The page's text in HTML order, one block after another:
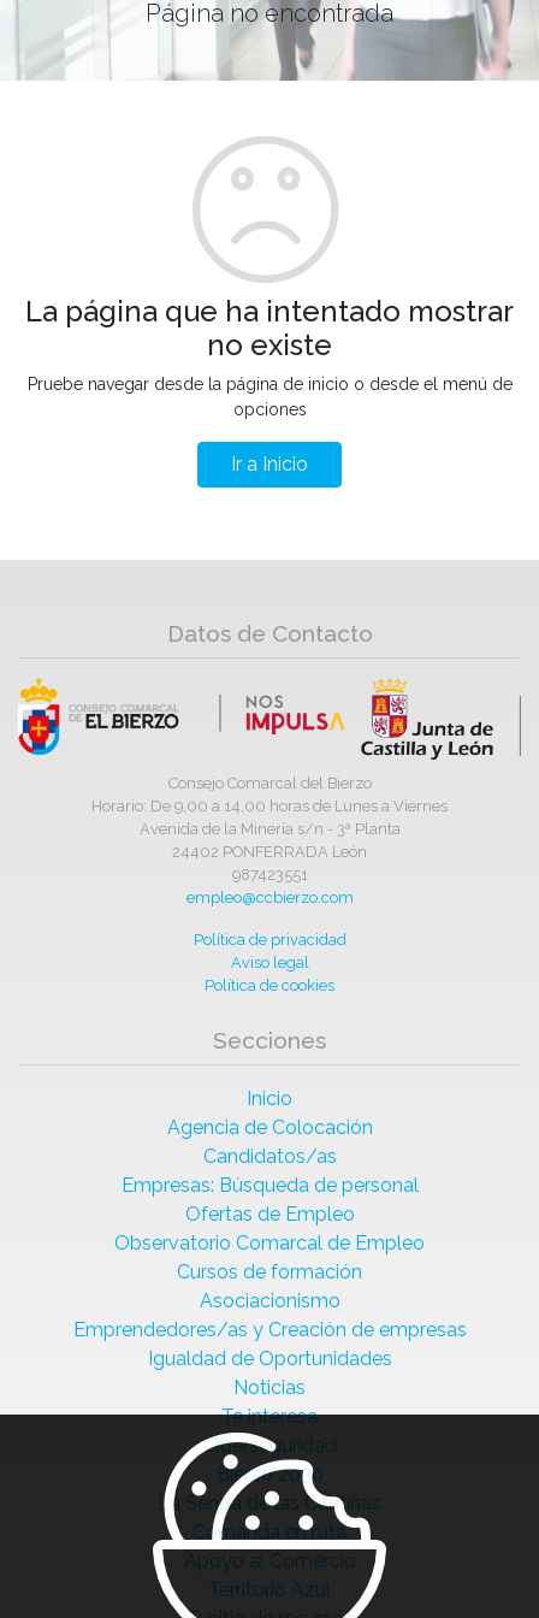
Página no encontrada
La página que ha intentado mostrar
no existe
Pruebe navegar desde la página de inicio o desde el menú de
opciones
Ir a Inicio
Datos de Contacto
Consejo Comarcal del Bierzo
Horario: De 9,00 a 14,00 horas de Lunes a Viernes
Avenida de la Minería s/n - 3ª Planta
24402 PONFERRADA León
987423551
empleo@ccbierzo.com
Política de privacidad
Aviso legal
Política de cookies
Secciones
Inicio
Agencia de Colocación
Candidatos/as
Empresas: Búsqueda de personal
Ofertas de Empleo
Observatorio Comarcal de Empleo
Cursos de formación
Asociacionismo
Emprendedores/as y Creación de empresas
Igualdad de Oportunidades
Noticias
Te interesa
Ciberseguridad
Bierzo 2030
La Senda de las Cantinas
Comanda en ruta
Apoyo al Comercio
Territorio Azul